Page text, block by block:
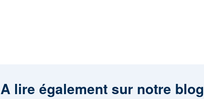
A lire également sur notre blog